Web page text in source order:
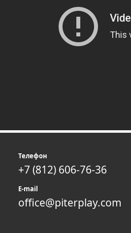
Телефон
+7 (812) 606-76-36
E-mail
office@piterplay.com